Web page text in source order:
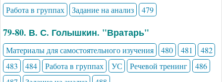
Работа в группах Задание на анализ 479
79-80. В. С. Голышкин. "Вратарь"
Материалы для самостоятельного изучения 480 481
482
483
484 Работа в группах УС Речевой тренинг
486